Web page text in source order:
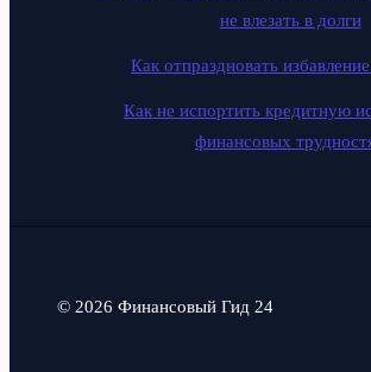
не влезать в долги
Как отпраздновать
Как не испортить кредитную
финансовых
© 2026 Финансовый Гид 24